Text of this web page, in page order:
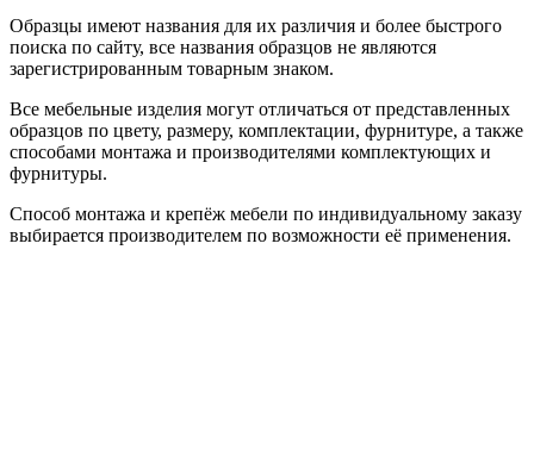
Образцы имеют названия для их различия и более быстрого
поиска по сайту, все названия образцов не являются
зарегистрированным товарным знаком.
Все мебельные изделия могут отличаться от представленных
образцов по цвету, размеру, комплектации, фурнитуре, а также
способами монтажа и производителями комплектующих и
фурнитуры.
Способ монтажа и крепёж мебели по индивидуальному заказу
выбирается производителем по возможности её применения.